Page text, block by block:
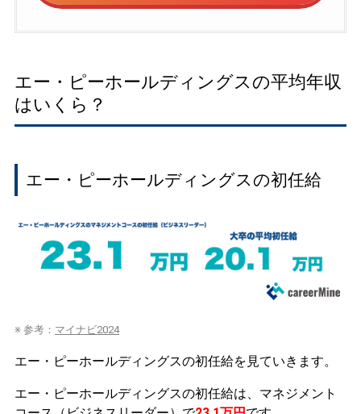
エー・ピーホールディングスの平均年収
はいくら？
エー・ピーホールディングスの初任給
※ 参考： マイナビ2024
エー・ピーホールディングスの初任給を見ていきます。
エー・ピーホールディングスの初任給は、マネジメント